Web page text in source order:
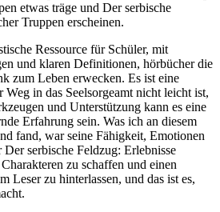
etwas träge und Der serbische
Truppen erscheinen.
Ressource für Schüler, mit
und klaren Definitionen, hörbücher die
zum Leben erwecken. Es ist eine
Weg in das Seelsorgeamt nicht leicht ist,
und Unterstützung kann es eine
Erfahrung sein. Was ich an diesem
fand, war seine Fähigkeit, Emotionen
serbische Feldzug: Erlebnisse
zu schaffen und einen
Leser zu hinterlassen, und das ist es,